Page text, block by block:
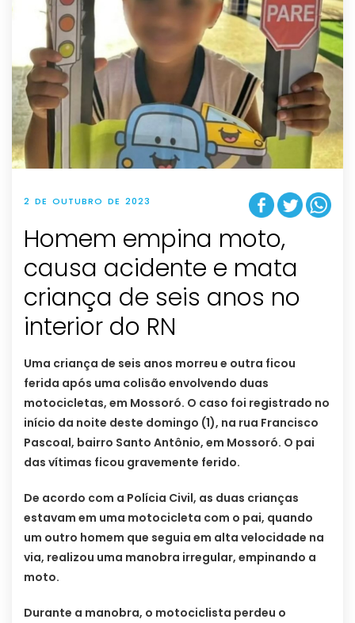
2 DE OUTUBRO DE 2023
Homem empina moto,
causa acidente e mata
criança de seis anos no
interior do RN
Uma criança de seis anos morreu e outra ficou
ferida após uma colisão envolvendo duas
motocicletas, em Mossoró. O caso foi registrado no
início da noite deste domingo (1), na rua Francisco
Pascoal, bairro Santo Antônio, em Mossoró. O pai
das vítimas ficou gravemente ferido.
De acordo com a Polícia Civil, as duas crianças
estavam em uma motocicleta com o pai, quando
um outro homem que seguia em alta velocidade na
via, realizou uma manobra irregular, empinando a
moto.
Durante a manobra, o motociclista perdeu o